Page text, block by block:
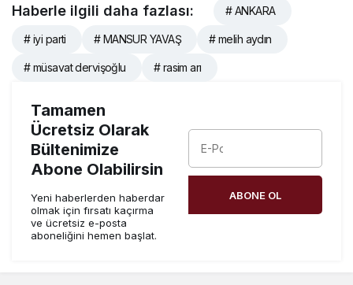
Haberle ilgili daha fazlası: # ANKARA
# iyi parti # MANSUR YAVAŞ # melih aydın
# müsavat dervişoğlu # rasim arı
Tamamen
Ücretsiz Olarak
Bültenimize
Abone Olabilirsin
Yeni haberlerden haberdar
olmak için fırsatı kaçırma
ve ücretsiz e-posta
aboneliğini hemen başlat.
ABONE OL